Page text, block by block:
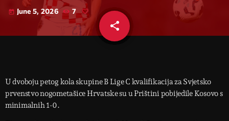
today June 5, 2026 7
share
email
U dvoboju petog kola skupine B Lige C kvalifikacija za Svjetsko
prvenstvo nogometašice Hrvatske su u Prištini pobijedile Kosovo s
minimalnih 1-0.